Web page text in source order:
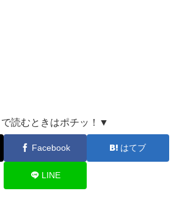
で読むときはポチッ！▼
Facebook はてブ
LINE